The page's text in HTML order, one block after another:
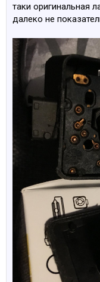
таки оригинальная
далеко не